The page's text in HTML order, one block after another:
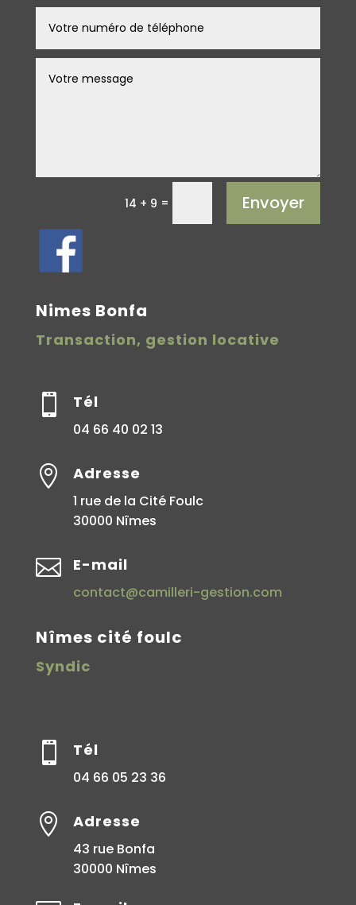
14 + 9 = Envoyer
Nimes Bonfa
Transaction, gestion locative
 Tél
04 66 40 02 13
 Adresse
1 rue de la Cité Foulc
30000 Nîmes
 E-mail
contact@camilleri-gestion.com
Nîmes cité foulc
Syndic
 Tél
04 66 05 23 36
 Adresse
43 rue Bonfa
30000 Nîmes